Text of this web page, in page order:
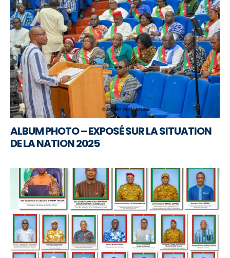
ALBUM PHOTO – EXPOSÉ SUR LA SITUATION
DE LA NATION 2025